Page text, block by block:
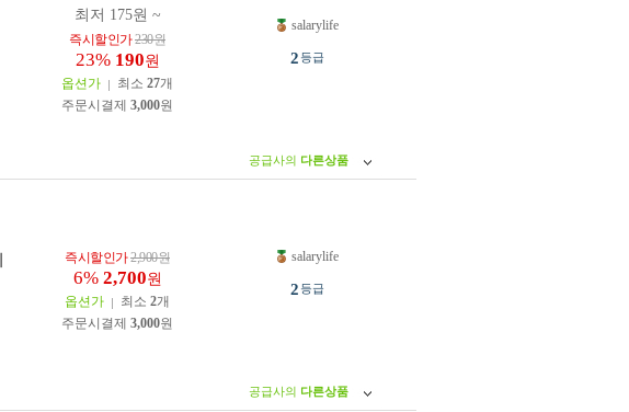
최저 175원 ~
즉시할인가230원
23% 190원
옵션가 최소 27개
주문시결제 3,000원
salarylife
2등급
공급사의 다른상품
즉시할인가2,900원
6% 2,700원
옵션가 최소 2개
주문시결제 3,000원
salarylife
2등급
공급사의 다른상품